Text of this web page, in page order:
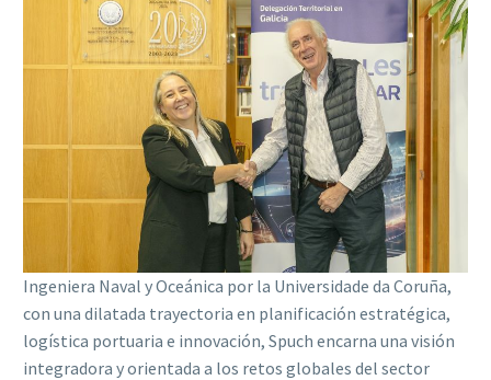
Ingeniera Naval y Oceánica por la Universidade da Coruña,
con una dilatada trayectoria en planificación estratégica,
logística portuaria e innovación, Spuch encarna una visión
integradora y orientada a los retos globales del sector